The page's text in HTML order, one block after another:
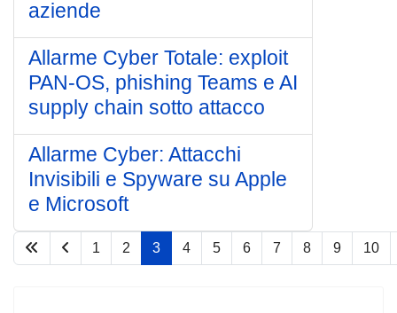
aziende
Allarme Cyber Totale: exploit
PAN-OS, phishing Teams e AI
supply chain sotto attacco
Allarme Cyber: Attacchi
Invisibili e Spyware su Apple
e Microsoft
Pagina 3 di 77
1 2 3 4 5 6 7 8 9 10